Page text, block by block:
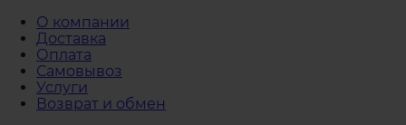
О компании
Доставка
Оплата
Самовывоз
Услуги
Возврат и обмен